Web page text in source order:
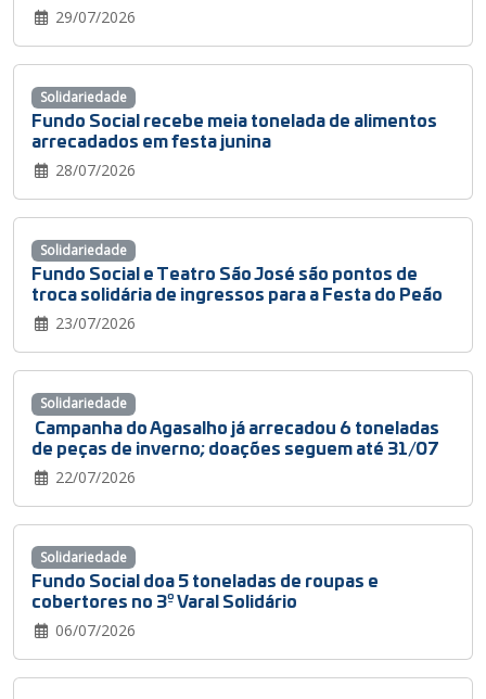
29/07/2026
Fundo Social recebe meia tonelada de alimentos
arrecadados em festa junina
28/07/2026
Solidariedade
Fundo Social e Teatro São José são pontos de
troca solidária de ingressos para a Festa do Peão
23/07/2026
Solidariedade
Campanha do Agasalho já arrecadou 6 toneladas
de peças de inverno; doações seguem até 31/07
22/07/2026
Solidariedade
Fundo Social doa 5 toneladas de roupas e
cobertores no 3º Varal Solidário
06/07/2026
Solidariedade